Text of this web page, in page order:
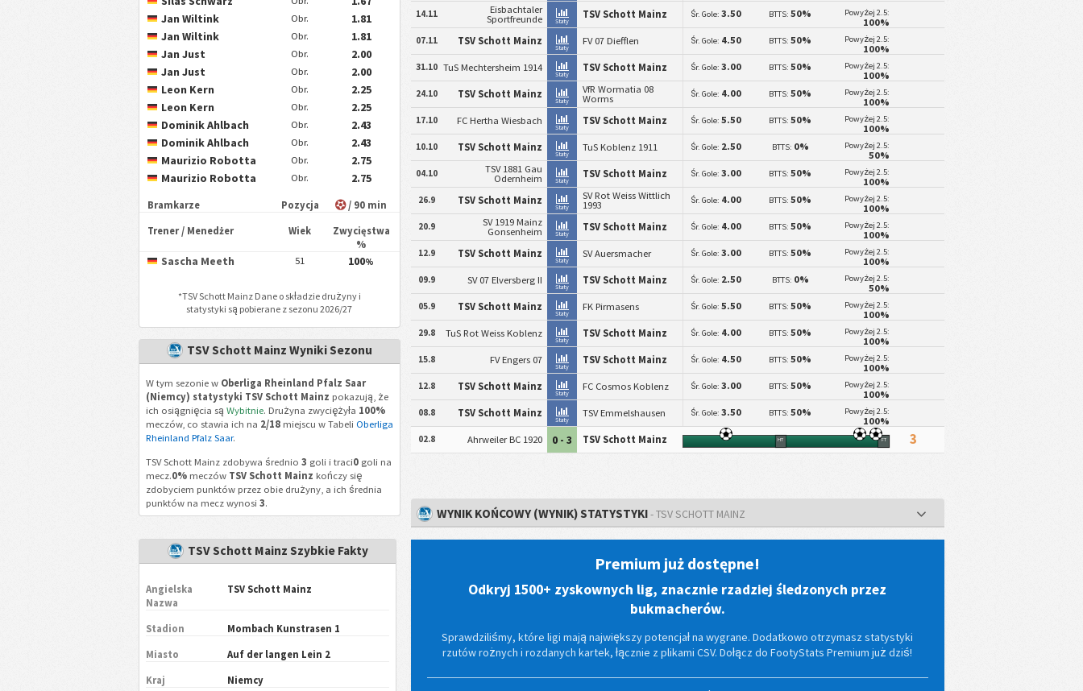
Jan Wiltink
Obr.
1.81
Jan Wiltink
Obr.
1.81
Jan Just
Obr.
2.00
Jan Just
Obr.
2.00
Leon Kern
Obr.
2.25
Leon Kern
Obr.
2.25
Dominik Ahlbach
Obr.
2.43
Dominik Ahlbach
Obr.
2.43
Maurizio Robotta
Obr.
2.75
Maurizio Robotta
Obr. 2.75
Bramkarze Pozycja / 90 min
Trener / Menedżer Wiek
Zwycięstwa
%
Sascha Meeth 51 100%
*TSV Schott MainzDane o składzie drużyny i
statystyki są pobierane z sezonu 2026/27
TSV Schott Mainz Wyniki Sezonu
W tym sezonie w Oberliga Rheinland Pfalz Saar
(Niemcy) statystyki TSV Schott Mainz pokazują, że
ich osiągnięcia są Wybitnie. Drużyna zwyciężyła 100%
meczów, co stawia ich na 2/18miejscu w Tabeli Oberliga
Rheinland Pfalz Saar.
TSV Schott Mainz zdobywa średnio 3 goli i traci0goli na
mecz.0%meczów TSV Schott Mainz kończy się
zdobyciem punktów przez obie drużyny, a ich średnia
punktów na mecz wynosi 3.
TSV Schott Mainz Szybkie Fakty
Angielska
Nazwa
TSV Schott Mainz
Stadion Mombach Kunstrasen 1
Miasto Auf der langen Lein 2
Kraj Niemcy
14.11
Eisbachtaler
Sportfreunde
Staty
TSV Schott Mainz Śr. Gole: 3.50 BTTS:50% Powyżej 2.5:
100%
07.11 TSV Schott Mainz
Staty
FV 07 Diefflen Śr. Gole: 4.50 BTTS:50% Powyżej 2.5:
100%
31.10 TuS Mechtersheim 1914
Staty
TSV Schott Mainz Śr. Gole: 3.00 BTTS:50% Powyżej 2.5:
100%
24.10 TSV Schott Mainz
Staty
VfR Wormatia 08
Worms
Śr. Gole: 4.00 BTTS:50% Powyżej 2.5:
100%
17.10 FC Hertha Wiesbach
Staty
TSV Schott Mainz Śr. Gole: 5.50 BTTS:50% Powyżej 2.5:
100%
10.10 TSV Schott Mainz
Staty
TuS Koblenz 1911 Śr. Gole: 2.50 BTTS: 0% Powyżej 2.5:
50%
04.10
TSV 1881 Gau
Odernheim
Staty
TSV Schott Mainz Śr. Gole: 3.00 BTTS:50% Powyżej 2.5:
100%
26.9 TSV Schott Mainz
Staty
SV Rot Weiss Wittlich
1993
Śr. Gole: 4.00 BTTS:50% Powyżej 2.5:
100%
20.9
SV 1919 Mainz
Gonsenheim
Staty
TSV Schott Mainz Śr. Gole: 4.00 BTTS:50% Powyżej 2.5:
100%
12.9 TSV Schott Mainz
Staty
SV Auersmacher Śr. Gole: 3.00 BTTS:50% Powyżej 2.5:
100%
09.9 SV 07 Elversberg II
Staty
TSV Schott Mainz Śr. Gole: 2.50 BTTS: 0% Powyżej 2.5:
50%
05.9 TSV Schott Mainz
Staty
FK Pirmasens Śr. Gole: 5.50 BTTS:50% Powyżej 2.5:
100%
29.8 TuS Rot Weiss Koblenz
Staty
TSV Schott Mainz Śr. Gole: 4.00 BTTS:50% Powyżej 2.5:
100%
15.8 FV Engers 07
Staty
TSV Schott Mainz Śr. Gole: 4.50 BTTS:50% Powyżej 2.5:
100%
12.8 TSV Schott Mainz
Staty
FC Cosmos Koblenz Śr. Gole: 3.00 BTTS:50% Powyżej 2.5:
100%
08.8 TSV Schott Mainz
Staty
TSV Emmelshausen Śr. Gole: 3.50 BTTS:50% Powyżej 2.5:
100%
02.8 Ahrweiler BC 1920 0 - 3 TSV Schott Mainz HT FT 3
WYNIK KOŃCOWY (WYNIK) STATYSTYKI- TSV SCHOTT MAINZ
Premium już dostępne!
Odkryj 1500+ zyskownych lig, znacznie rzadziej śledzonych przez
bukmacherów.
Sprawdziliśmy, które ligi mają największy potencjał na wygrane. Dodatkowo otrzymasz statystyki
rzutów rożnych i rozdanych kartek, łącznie z plikami CSV. Dołącz do FootyStats Premium już dziś!